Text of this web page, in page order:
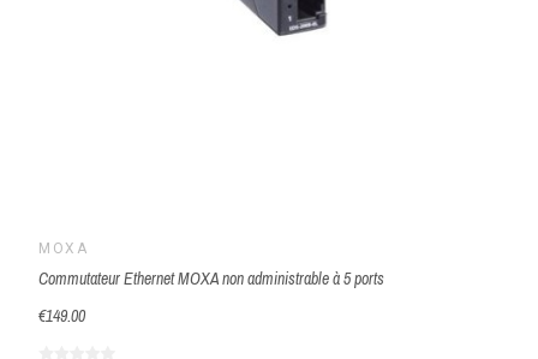
MOXA
Commutateur Ethernet MOXA non administrable à 5 ports
€149.00